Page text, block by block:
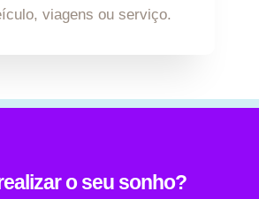
viagens ou serviço.
o seu sonho?